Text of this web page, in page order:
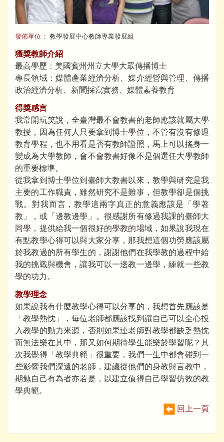
發佈單位： 教學發展中心教師專業發展組
獲獎教師介紹
最高學歷：美國賓州州立大學大眾傳播博士
專長領域：媒體產業經濟分析、媒介經營與管理、傳播
政治經濟分析、新聞採寫實務、媒體素養教育
得獎感言
我常開玩笑說，全臺灣最不會教書的老師應該就屬大學
教授，因為任何人只要拿到博士學位，不管有沒有修過
教育學程，也不用看是否有教師證照，馬上可以搖身一
變成為大學教師，會不會教書好像不是個選任大學教師
的重要標準。
從我拿到博士學位到臺師大教書以來，教學與研究是我
主要的工作職責，雖然研究不是難事，但教學卻是個挑
戰。對我而言，教學這兩字真正的意義應該是「學著
教」，或「邊教邊學」。很感謝所有修過我課的臺師大
同學，提供給我一個很好的學教的場域，如果說我現在
有點教學心得可以與大家分享，那我想這個功勞應該屬
於我教過的所有學生的，謝謝他們在我學教的過程中給
我的挑戰與機會，讓我可以一邊教一邊學，練就一些教
學的功力。
教學理念
如果說我有什麼教學心得可以分享的，我想首先應該是
「教學熱忱」，每位老師都應該找到讓自己可以全心投
入教學的動力來源，否則如果連老師對教學都缺乏熱忱
而無法樂在其中，那又如何期待學生能樂於學習呢？其
次我覺得「教學典範」很重要，我們一生中都會碰到一
些影響我們深遠的老師，建議從他們的身教與言教中，
期勉自己有為者亦若是，以建立值得自己學習仿效的教
學典範。
回上一頁